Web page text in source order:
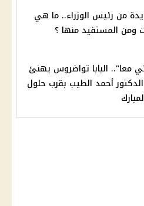
من رئيس الوزراء.. ما هي
ومن المستفيد منها ؟
معا".. البابا تواضروس يهنئ
أحمد الطيب بقرب حلول